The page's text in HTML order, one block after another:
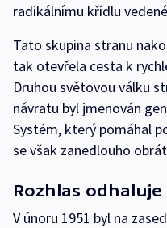
radikálnímu křídlu
Tato skupina stranu
tak otevřela cesta k
Druhou světovou válku
návratu byl jmenován
Systém, který pomáhal
se však zanedlouho
Rozhlas
V únoru 1951 byl na